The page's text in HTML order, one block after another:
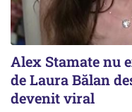
Alex Stamate nu
de Laura Bălan
devenit viral